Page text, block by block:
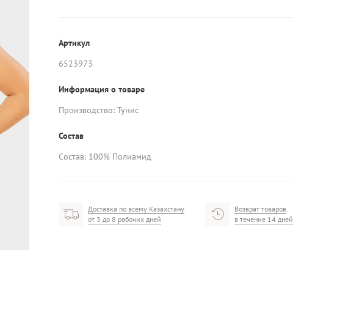
Артикул
6523973
Информация о товаре
Производство: Тунис
Состав
Состав: 100% Полиамид
Доставка по всему Казахстану
от 3 до 8 рабочих дней
Возврат товаров
в течение 14 дней